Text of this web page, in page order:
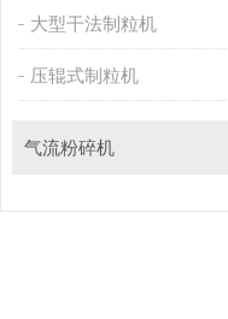
大型干法制粒机
压辊式制粒机
气流粉碎机